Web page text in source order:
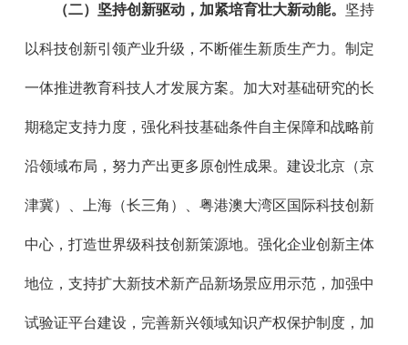
（二）坚持创新驱动，加紧培育壮大新动能。 坚持
以科技创新引领产业升级，不断催生新质生产力。制定
一体推进教育科技人才发展方案。加大对基础研究的长
期稳定支持力度，强化科技基础条件自主保障和战略前
沿领域布局，努力产出更多原创性成果。建设北京（京
津冀）、上海（长三角）、粤港澳大湾区国际科技创新
中心，打造世界级科技创新策源地。强化企业创新主体
地位，支持扩大新技术新产品新场景应用示范，加强中
试验证平台建设，完善新兴领域知识产权保护制度，加